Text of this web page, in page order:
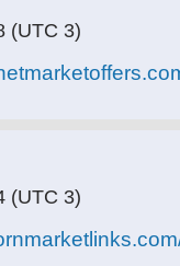
(UTC 3)
(UTC 3)